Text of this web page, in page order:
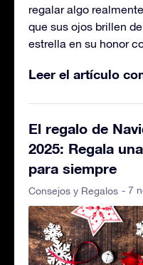
regalar algo
que sus ojos brillen
estrella en su honor
Leer el artículo
El regalo de
2025: Regala
para siempre
Consejos y Regalos - 7